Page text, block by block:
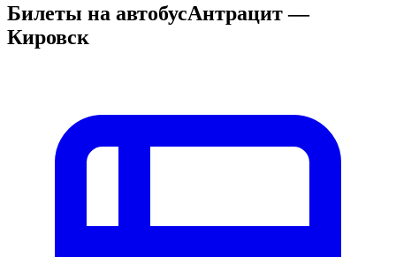
Билеты на автобусАнтрацит —
Кировск